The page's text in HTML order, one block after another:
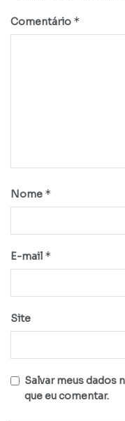
Comentário *
Nome *
E-mail *
Site
Salvar meus dados
que eu comentar.